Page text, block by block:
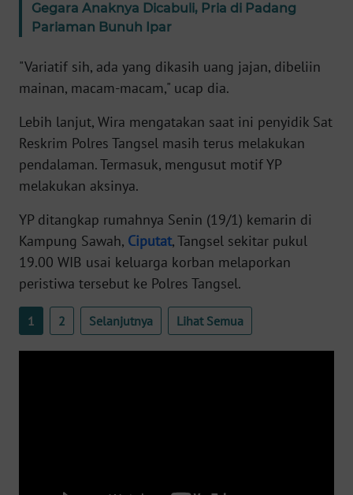
Gegara Anaknya Dicabuli, Pria di Padang
Pariaman Bunuh Ipar
"Variatif sih, ada yang dikasih uang jajan, dibeliin
mainan, macam-macam," ucap dia.
Lebih lanjut, Wira mengatakan saat ini penyidik Sat
Reskrim Polres Tangsel masih terus melakukan
pendalaman. Termasuk, mengusut motif YP
melakukan aksinya.
YP ditangkap rumahnya Senin (19/1) kemarin di
Kampung Sawah, Ciputat, Tangsel sekitar pukul
19.00 WIB usai keluarga korban melaporkan
peristiwa tersebut ke Polres Tangsel.
1 2 Selanjutnya Lihat Semua
WN
BANTEN
WN
NTT
WN
KEPRI